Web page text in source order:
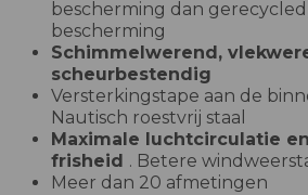
bescherming dan
bescherming
Schimmelwerend,
scheurbestendig
Versterkingstape aan de
Nautisch roestvrij staal
Maximale luchtcirculatie
frisheid . Betere
Meer dan 20 afmetingen